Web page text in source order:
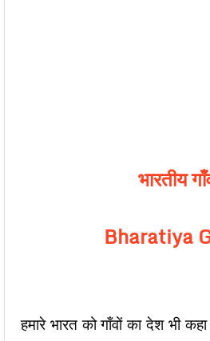
भारतीय
Bharatiya
हमारे भारत को गाँवों का देश भी